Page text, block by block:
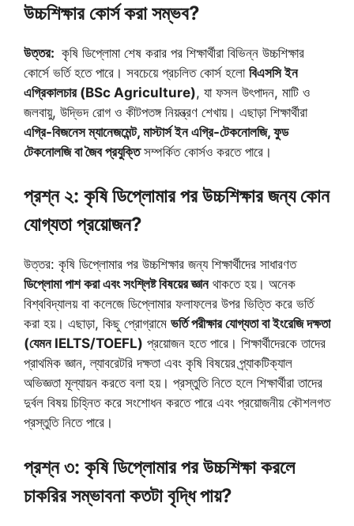
উচ্চশিক্ষার কোর্স করা সম্ভব?
উত্তর: কৃষি ডিপ্লোমা শেষ করার পর শিক্ষার্থীরা বিভিন্ন উচ্চশিক্ষার
কোর্সে ভর্তি হতে পারে। সবচেয়ে প্রচলিত কোর্স হলো বিএসসি ইন
এগ্রিকালচার (BSc Agriculture), যা ফসল উৎপাদন, মাটি ও
জলবায়ু, উদ্ভিদ রোগ ও কীটপতঙ্গ নিয়ন্ত্রণ শেখায়। এছাড়া শিক্ষার্থীরা
এগ্রি-বিজনেস ম্যানেজমেন্ট, মাস্টার্স ইন এগ্রি-টেকনোলজি, ফুড
টেকনোলজি বা জৈব প্রযুক্তিসম্পর্কিত কোর্সও করতে পারে।
প্রশ্ন ২: কৃষি ডিপ্লোমার পর উচ্চশিক্ষার জন্য কোন
যোগ্যতা প্রয়োজন?
উত্তর: কৃষি ডিপ্লোমার পর উচ্চশিক্ষার জন্য শিক্ষার্থীদের সাধারণত
ডিপ্লোমা পাশ করা এবং সংশ্লিষ্ট বিষয়ের জ্ঞানথাকতে হয়। অনেক
বিশ্ববিদ্যালয় বা কলেজে ডিপ্লোমার ফলাফলের উপর ভিত্তি করে ভর্তি
করা হয়। এছাড়া, কিছু প্রোগ্রামে ভর্তি পরীক্ষার যোগ্যতা বা ইংরেজি দক্ষতা
(যেমন IELTS/TOEFL) প্রয়োজন হতে পারে। শিক্ষার্থীদেরকে তাদের
প্রাথমিক জ্ঞান, ল্যাবরেটরি দক্ষতা এবং কৃষি বিষয়ের প্র্যাকটিক্যাল
অভিজ্ঞতা মূল্যায়ন করতে বলা হয়। প্রস্তুতি নিতে হলে শিক্ষার্থীরা তাদের
দুর্বল বিষয় চিহ্নিত করে সংশোধন করতে পারে এবং প্রয়োজনীয় কৌশলগত
প্রস্তুতি নিতে পারে।
প্রশ্ন ৩: কৃষি ডিপ্লোমার পর উচ্চশিক্ষা করলে
চাকরির সম্ভাবনা কতটা বৃদ্ধি পায়?